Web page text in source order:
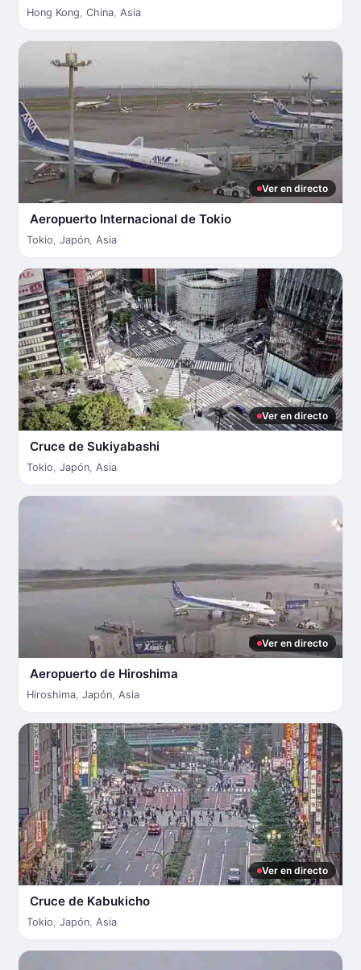
Hong Kong, China, Asia
Ver en directo
Aeropuerto Internacional de Tokio
Tokio, Japón, Asia
Ver en directo
Cruce de Sukiyabashi
Tokio, Japón, Asia
Ver en directo
Aeropuerto de Hiroshima
Hiroshima, Japón, Asia
Ver en directo
Cruce de Kabukicho
Tokio, Japón, Asia